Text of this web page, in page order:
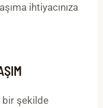
ihtiyacınıza
bir şekilde